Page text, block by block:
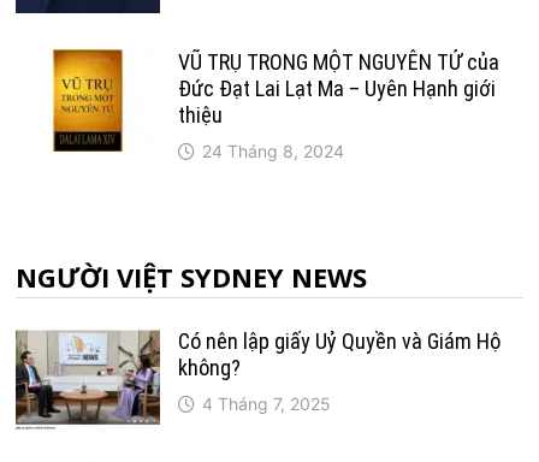
VŨ TRỤ TRONG MỘT NGUYÊN TỬ của
Đức Đạt Lai Lạt Ma – Uyên Hạnh giới
thiệu
24 Tháng 8, 2024
NGƯỜI VIỆT SYDNEY NEWS
Có nên lập giấy Uỷ Quyền và Giám Hộ
không?
4 Tháng 7, 2025